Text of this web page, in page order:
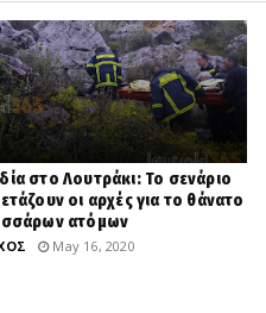
στο Λουτράκι: Το σενάριο
οι αρχές για το θάνατο
ατόμων
May 16, 2020